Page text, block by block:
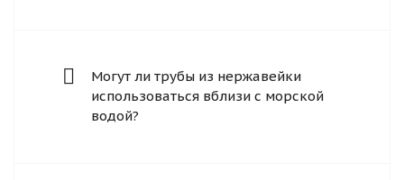
Могут ли трубы из нержавейки
использоваться вблизи с морской
водой?